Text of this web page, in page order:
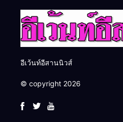
อีเว้นท์อีสานนิวส์
© copyright 2026